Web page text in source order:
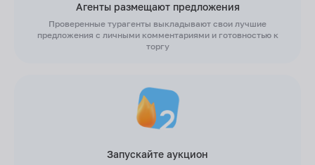
Агенты размещают предложения
Проверенные турагенты выкладывают свои лучшие
предложения с личными комментариями и готовностью к
торгу
Запускайте аукцион